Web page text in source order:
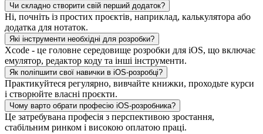
Чи складно створити свій перший додаток?
Ні, почніть із простих проєктів, наприклад, калькулятора або
додатка для нотаток.
Які інструменти необхідні для розробки?
Xcode - це головне середовище розробки для iOS, що включає
емулятор, редактор коду та інші інструменти.
Як поліпшити свої навички в iOS-розробці?
Практикуйтеся регулярно, вивчайте книжки, проходьте курси
і створюйте власні проєкти.
Чому варто обрати професію iOS-розробника?
Це затребувана професія з перспективою зростання,
стабільним ринком і високою оплатою праці.